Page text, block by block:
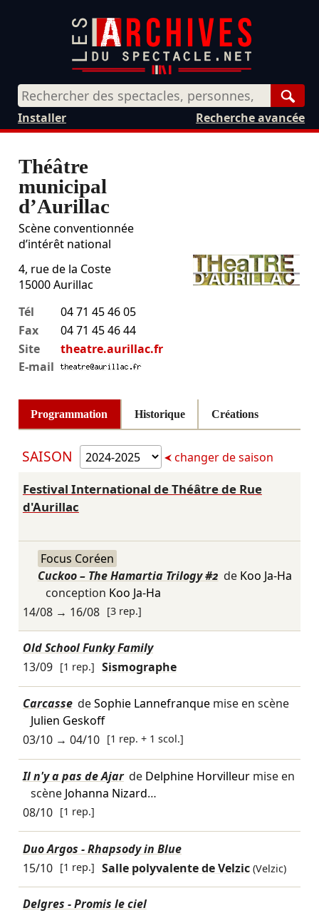
Recherche avancée
Installer
Théâtre
municipal
d’Aurillac
Scène conventionnée
d’intérêt national
4, rue de la Coste
15000 Aurillac
Tél
04 71 45 46 05
Fax
04 71 45 46 44
Site
theatre.aurillac.fr
E-mail
Programmation Historique Créations
SAISON changer de saison
Festival International de Théâtre de Rue
d'Aurillac
Focus Coréen
Cuckoo – The Hamartia Trilogy #2 de Koo Ja-Ha
conception Koo Ja-Ha
14/08→ 16/08 [3 rep.]
Old School Funky Family
13/09 [1 rep.] Sismographe
Carcasse deSophie Lannefranquemise en scène
Julien Geskoff
03/10→ 04/10 [1 rep. + 1 scol.]
Il n'y a pas de Ajar de Delphine Horvilleurmise en
scène Johanna Nizard…
08/10 [1 rep.]
Duo Argos - Rhapsody in Blue
15/10 [1 rep.] Salle polyvalente de Velzic (Velzic)
Delgres - Promis le ciel